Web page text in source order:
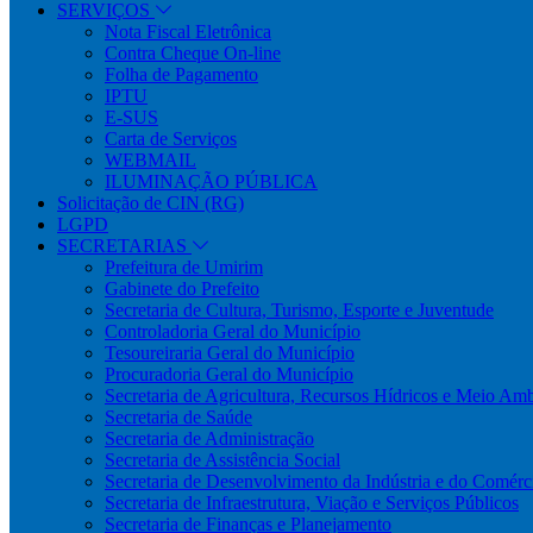
SERVIÇOS
Nota Fiscal Eletrônica
Contra Cheque On-line
Folha de Pagamento
IPTU
E-SUS
Carta de Serviços
WEBMAIL
ILUMINAÇÃO PÚBLICA
Solicitação de CIN (RG)
LGPD
SECRETARIAS
Prefeitura de Umirim
Gabinete do Prefeito
Secretaria de Cultura, Turismo, Esporte e Juventude
Controladoria Geral do Município
Tesoureiraria Geral do Município
Procuradoria Geral do Município
Secretaria de Agricultura, Recursos Hídricos e Meio
Secretaria de Saúde
Secretaria de Administração
Secretaria de Assistência Social
Secretaria de Desenvolvimento da Indústria e do
Secretaria de Infraestrutura, Viação e Serviços Públicos
Secretaria de Finanças e Planejamento